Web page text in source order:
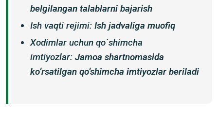
belgilangan talablarni bajarish
Ish vaqti rejimi: Ish jadvaliga muofiq
Xodimlar uchun qo`shimcha
imtiyozlar: Jamoa shartnomasida
ko‘rsatilgan qo‘shimcha imtiyozlar beriladi